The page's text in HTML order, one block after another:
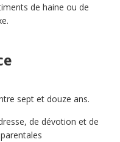
de haine ou de
sept et douze ans.
de dévotion et de